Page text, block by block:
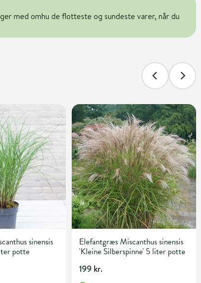
med omhu de flotteste og sundeste varer, når du
sinensis
potte
Elefantgræs Miscanthus sinensis
'Kleine Silberspinne' 5 liter potte
199 kr.